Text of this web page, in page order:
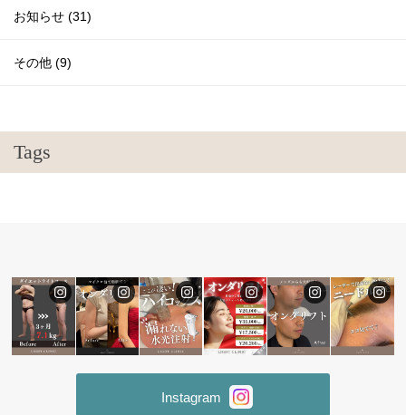
お知らせ (31)
その他 (9)
Tags
Instagram